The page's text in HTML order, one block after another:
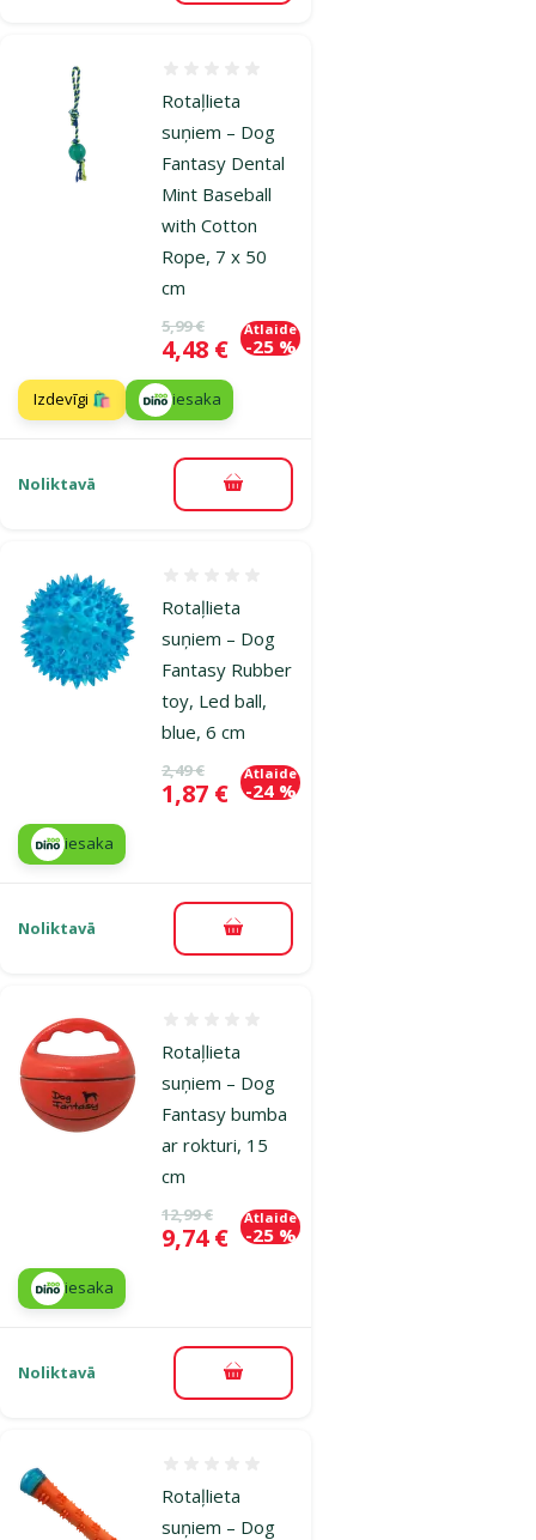
Rotaļlieta
suņiem – Dog
Fantasy Dental
Mint Baseball
with Cotton
Rope, 7 x 50
cm
Oriģinālā cena
5,99 €
Cena
4,48 €
Atlaide
-25 %
Izdevīgi 🛍️ iesaka
Noliktavā Pievienot grozam
Rotaļlieta
suņiem – Dog
Fantasy Rubber
toy, Led ball,
blue, 6 cm
Oriģinālā cena
2,49 €
Cena
1,87 €
Atlaide
-24 %
iesaka
Noliktavā Pievienot grozam
Rotaļlieta
suņiem – Dog
Fantasy bumba
ar rokturi, 15
cm
Oriģinālā cena
12,99 €
Cena
9,74 €
Atlaide
-25 %
iesaka
Noliktavā Pievienot grozam
Rotaļlieta
suņiem – Dog